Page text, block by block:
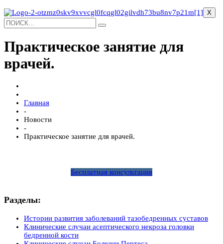
X
Практическое занятие для
врачей.
Главная
-
Новости
-
Практическое занятие для врачей.
Бесплатная консультация
Разделы:
Истории развития заболеваний тазобедренных суставов
Клинические случаи асептического некроза головки
бедренной кости